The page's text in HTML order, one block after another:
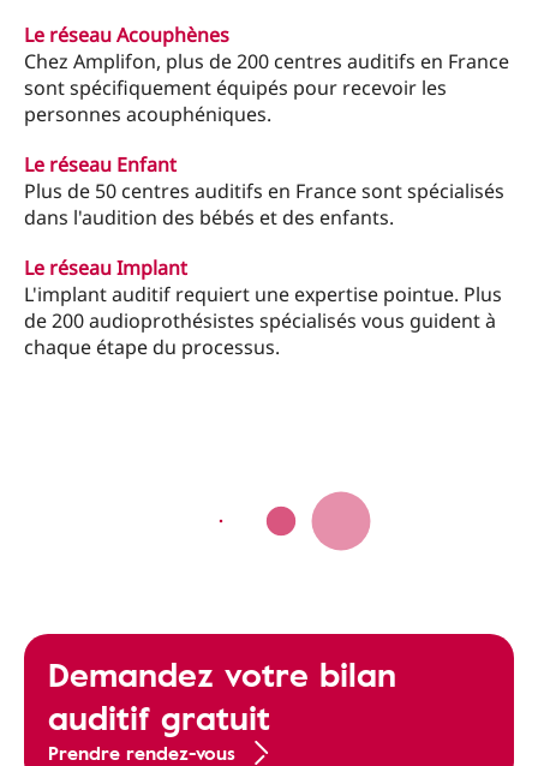
Le réseau Acouphènes
Chez Amplifon, plus de 200 centres auditifs en France
sont spécifiquement équipés pour recevoir les
personnes acouphéniques.
Le réseau Enfant
Plus de 50 centres auditifs en France sont spécialisés
dans l'audition des bébés et des enfants.
Le réseau Implant
L'implant auditif requiert une expertise pointue. Plus
de 200 audioprothésistes spécialisés vous guident à
chaque étape du processus.
Demandez votre bilan
auditif gratuit
Prendre rendez-vous